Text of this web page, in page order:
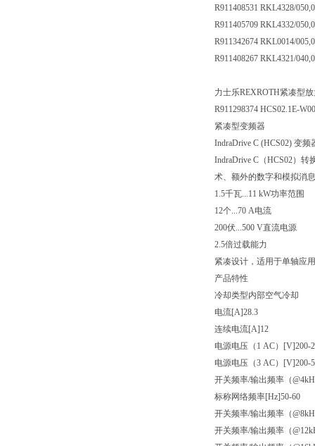
R911408531 RKL4328/
R911405709 RKL4332/
R911342674 RKL0014/
R911408267 RKL4321/
力士乐REXROTH紧凑型
R911298374 HCS02.1E-
紧凑型变频器
IndraDrive C (HCS02) 变频
IndraDrive C（HCS02）
术、额外的数字和模拟消
1.5千瓦...11 kW功率范围
12个...70 A电流
200伏...500 V直流电源
2.5倍过载能力
紧凑设计，适用于单轴应用
产品特性
冷却类型内部空气冷却
电流[A]28.3
连续电流[A]12
电源电压（1 AC）[V]200-
电源电压（3 AC）[V]200-
开关频率/输出频率（
标称网络频率[Hz]50-60
开关频率/输出频率（
开关频率/输出频率（